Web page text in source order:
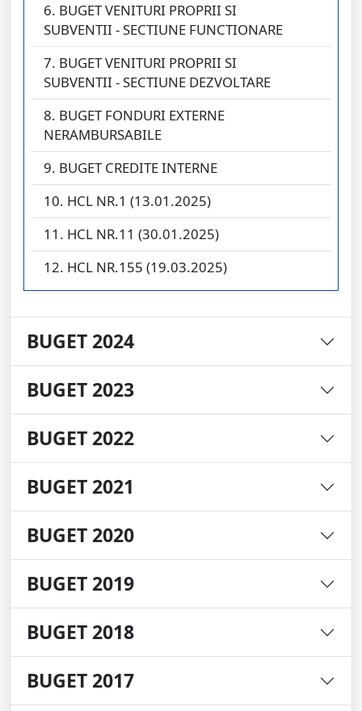
6. BUGET VENITURI PROPRII SI
SUBVENTII - SECTIUNE FUNCTIONARE
7. BUGET VENITURI PROPRII SI
SUBVENTII - SECTIUNE DEZVOLTARE
8. BUGET FONDURI EXTERNE
NERAMBURSABILE
9. BUGET CREDITE INTERNE
10. HCL NR.1 (13.01.2025)
11. HCL NR.11 (30.01.2025)
12. HCL NR.155 (19.03.2025)
BUGET 2024
BUGET 2023
BUGET 2022
BUGET 2021
BUGET 2020
BUGET 2019
BUGET 2018
BUGET 2017